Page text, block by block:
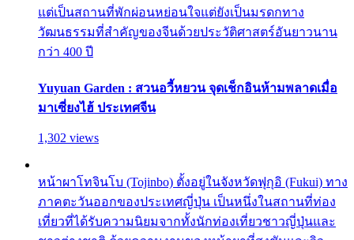
แต่เป็นสถานที่พักผ่อนหย่อนใจแต่ยังเป็นมรดกทาง
วัฒนธรรมที่สำคัญของจีนด้วยประวัติศาสตร์อันยาวนาน
กว่า 400 ปี
Yuyuan Garden : สวนอวี้หยวน จุดเช็กอินห้ามพลาดเมื่อ
มาเซี่ยงไฮ้ ประเทศจีน
1,302 views
หน้าผาโทจินโบ (Tojinbo) ตั้งอยู่ในจังหวัดฟุกุอิ (Fukui) ทาง
ภาคตะวันออกของประเทศญี่ปุ่น เป็นหนึ่งในสถานที่ท่อง
เที่ยวที่ได้รับความนิยมจากทั้งนักท่องเที่ยวชาวญี่ปุ่นและ